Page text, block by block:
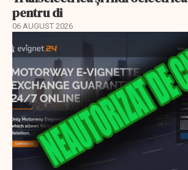
pentru di
06 AUGUST 2026